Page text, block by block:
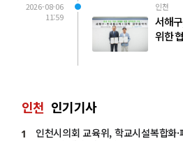
2026-08-06
11:59
인천
서해
위한
인천 인기기사
1
인천시의회 교육위, 학교시설복합화